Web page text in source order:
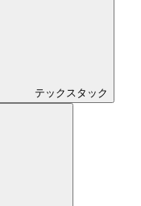
テックスタック